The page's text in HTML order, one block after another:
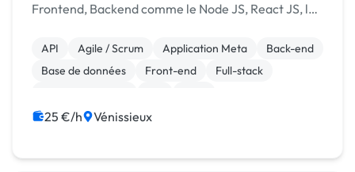
Frontend, Backend comme le Node JS, React JS, la
Symfony, du Java avec Hibernate, Maven, du
python...
API Agile / Scrum Application Meta
Back-end
Base de données
Front-end
Full-stack
25 €/h Vénissieux